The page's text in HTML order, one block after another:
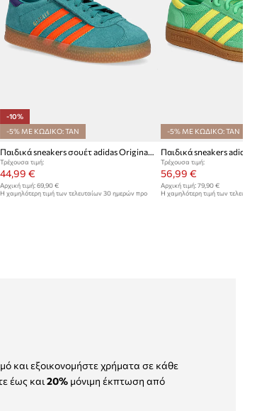
-10%
-5% ΜΕ ΚΩΔΙΚΟ: TAN
Παιδικά sneakers σουέτ adidas Originals GAZELLE
Τρέχουσα τιμή:
44,99 €
Αρχική τιμή:69,90 €
Η χαμηλότερη τιμή των τελευταίων 30 ημερών προ
-5% ΜΕ ΚΩΔΙΚΟ: TAN
Τρέχουσα τιμή:
56,99 €
Αρχική τιμή: 79,90 €
Η χαμηλότερη τιμή των τελευταίων
και εξοικονομήστε χρήματα σε κάθε
έως και 20%μόνιμη έκπτωση από